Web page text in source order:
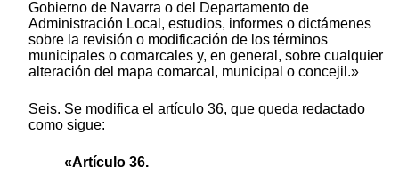
Gobierno de Navarra o del Departamento de
Administración Local, estudios, informes o dictámenes
sobre la revisión o modificación de los términos
municipales o comarcales y, en general, sobre cualquier
alteración del mapa comarcal, municipal o concejil.»
Seis. Se modifica el artículo 36, que queda redactado
como sigue:
«Artículo 36.